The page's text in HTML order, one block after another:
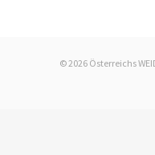
© 2026 Österreichs